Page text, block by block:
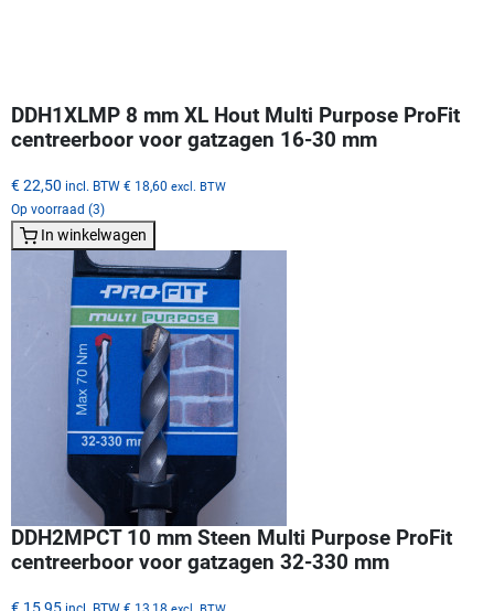
DDH1XLMP 8 mm XL Hout Multi Purpose ProFit
centreerboor voor gatzagen 16-30 mm
€ 22,50 incl. BTW € 18,60 excl. BTW
Op voorraad (3)
In winkelwagen
DDH2MPCT 10 mm Steen Multi Purpose ProFit
centreerboor voor gatzagen 32-330 mm
€ 15,95